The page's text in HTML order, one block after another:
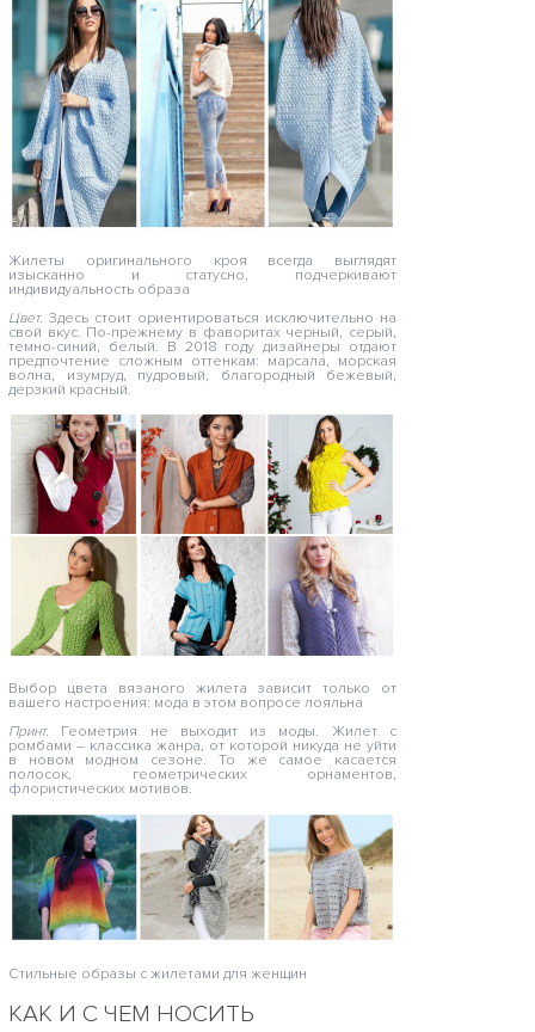
Жилеты оригинального кроя всегда выглядят
изысканно и статусно, подчеркивают
индивидуальность образа
Цвет. Здесь стоит ориентироваться исключительно на
свой вкус. По-прежнему в фаворитах черный, серый,
темно-синий, белый. В 2018 году дизайнеры отдают
предпочтение сложным оттенкам: марсала, морская
волна, изумруд, пудровый, благородный бежевый,
дерзкий красный.
Выбор цвета вязаного жилета зависит только от
вашего настроения: мода в этом вопросе лояльна
Принт. Геометрия не выходит из моды. Жилет с
ромбами – классика жанра, от которой никуда не уйти
в новом модном сезоне. То же самое касается
полосок, геометрических орнаментов,
флористических мотивов.
Стильные образы с жилетами для женщин
КАК И С ЧЕМ НОСИТЬ